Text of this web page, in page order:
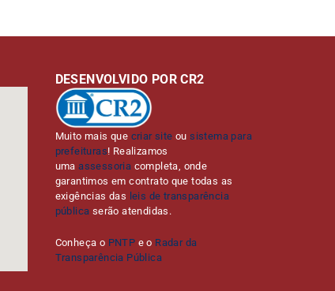
DESENVOLVIDO POR CR2
Muito mais que criar site ousistema para
prefeituras! Realizamos
umaassessoria completa, onde
garantimos em contrato que todas as
exigências das leis de transparência
pública serão atendidas.
Conheça o PNTP e o Radar da
Transparência Pública